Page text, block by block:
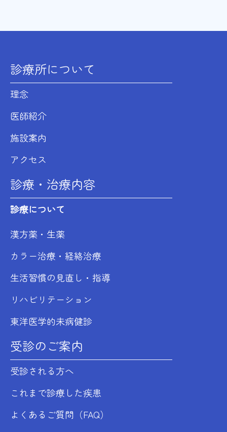
診療所について
理念
医師紹介
施設案内
アクセス
診療・治療内容
診療について
漢方薬・生薬
カラー治療・経絡治療
生活習慣の見直し・指導
リハビリテーション
東洋医学的未病健診
受診のご案内
受診される方へ
これまで診療した疾患
よくあるご質問（FAQ）